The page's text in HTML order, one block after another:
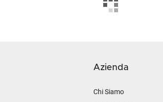
Azienda
Chi Siamo